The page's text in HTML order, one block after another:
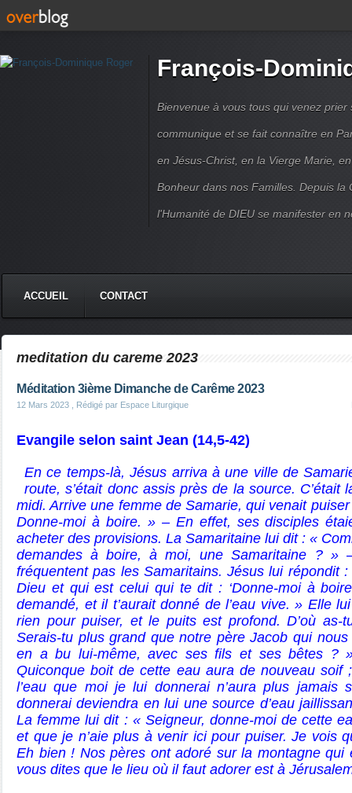
François-
Bienvenue à vous tous qui venez prier
communique et se fait connaître en
en Jésus-Christ, en la Vierge Marie,
Bonheur dans nos Familles. Depuis la
l'Humanité de DIEU se manifester en
ACCUEIL CONTACT
meditation du careme 2023
Méditation 3ième Dimanche de Carême 2023
12 Mars 2023 , Rédigé par Espace Liturgique
Evangile selon saint Jean (14,5-42)
En ce temps-là, Jésus arriva à une ville de
route, s’était donc assis près de la source. C’était
midi. Arrive une femme de Samarie, qui venait
Donne-moi à boire. » – En effet, ses disciples
acheter des provisions. La Samaritaine lui dit : «
demandes à boire, à moi, une Samaritaine ? »
fréquentent pas les Samaritains. Jésus lui répondit
Dieu et qui est celui qui te dit : ‘Donne-moi à
demandé, et il t’aurait donné de l’eau vive. » Elle
rien pour puiser, et le puits est profond. D’où as-
Serais-tu plus grand que notre père Jacob qui
en a bu lui-même, avec ses fils et ses bêtes ?
Quiconque boit de cette eau aura de nouveau soif
l’eau que moi je lui donnerai n’aura plus jamais
donnerai deviendra en lui une source d’eau
La femme lui dit : « Seigneur, donne-moi de cette
et que je n’aie plus à venir ici pour puiser. Je vois
Eh bien ! Nos pères ont adoré sur la montagne qui
vous dites que le lieu où il faut adorer est à